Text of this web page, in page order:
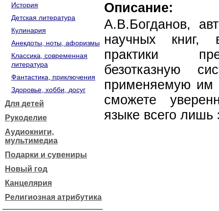
История
Детская литература
Кулинария
Анекдоты, ноты, афоризмы
Классика, современная
литература
Фантастика, приключения
Здоровье, хобби, досуг
Для детей
Рукоделие
Аудиокниги,
мультимедиа
Подарки и сувениры
Новый год
Канцелярия
Религиозная атрибутика
Описание:
А.В.Богданов,
научных книг,
практики
безотказную
применяемую им
сможете
языке всего лишь